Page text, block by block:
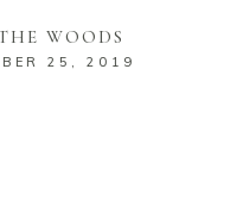
WOODS
25, 2019